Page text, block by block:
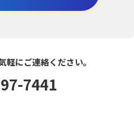
軽にご連絡ください。
7441